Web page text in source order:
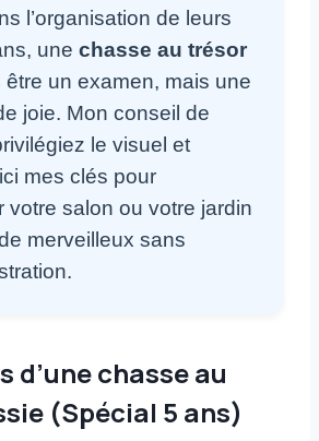
l’organisation de leurs
une chasse au trésor
être un examen, mais une
joie. Mon conseil de
le visuel et
mes clés pour
votre salon ou votre jardin
merveilleux sans
d’une chasse au
(Spécial 5 ans)